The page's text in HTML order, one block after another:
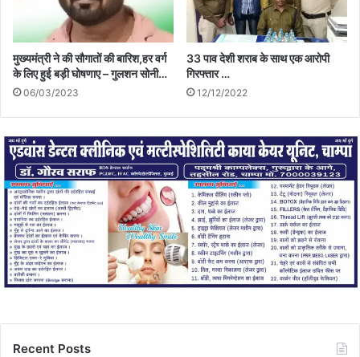
मुख्यमंत्री ने की सौगातों की बारिश,हर वर्ग
के लिए हुई बड़ी घोषणाए – गुलशन सोनी…
06/03/2023
33 पाव देशी शराब के साथ एक आरोपी
गिरफ्तार …
12/12/2022
Recent Posts